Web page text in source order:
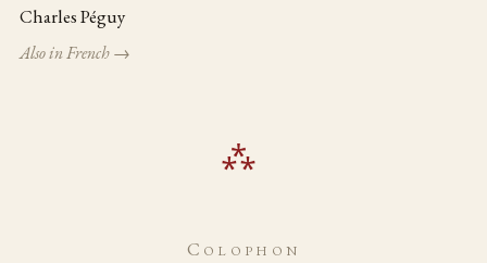
Charles Péguy
Also in French →
Colophon